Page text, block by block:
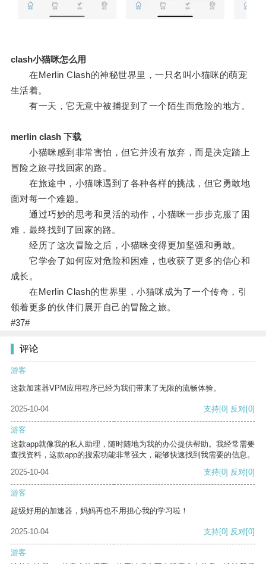
clash小猫咪怎么用
在Merlin Clash的神秘世界里，一只名叫小猫咪的萌宠
生活着。
有一天，它无意中被捕捉到了一个陌生而危险的地方。
merlin clash 下载
小猫咪感到非常害怕，但它并没有放弃，而是决定踏上
冒险之旅寻找回家的路。
在旅途中，小猫咪遇到了各种各样的挑战，但它勇敢地
面对每一个难题。
通过巧妙的思考和灵活的动作，小猫咪一步步克服了困
难，最终找到了回家的路。
经历了这次冒险之后，小猫咪变得更加坚强和勇敢。
它学会了如何应对危险和困难，也收获了更多的信心和
成长。
在Merlin Clash的世界里，小猫咪成为了一个传奇，引
领着更多的伙伴们展开自己的冒险之旅。
#37#
评论
游客
这款加速器VPM应用程序已经为我们带来了无限的流畅体验。
2025-10-04 支持[0] 反对[0]
游客
这款app就像我的私人助理，随时随地为我的办公提供帮助。我经常需要
查找资料，这款app的搜索功能非常强大，能够快速找到我需要的信息。
2025-10-04
支持[0] 反对[0]
游客
超级好用的加速器，妈妈再也不用担心我的学习啦！
2025-10-04 支持[0] 反对[0]
游客